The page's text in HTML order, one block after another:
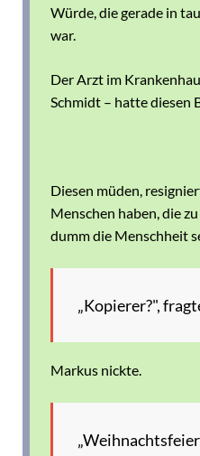
Würde, die gerade in
war.
Der Arzt im
Schmidt – hatte diesen
Diesen müden,
Menschen haben, die
dumm die Menschheit
„Kopierer?",
Markus nickte.